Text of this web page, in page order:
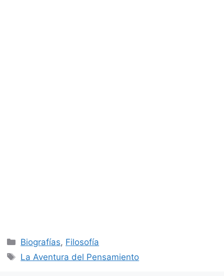
Categorías
Biografías, Filosofía
Etiquetas
La Aventura del Pensamiento